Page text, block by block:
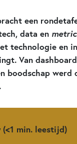
een
data en
technologie en
Van
boodschap
(<1 min. leestijd)